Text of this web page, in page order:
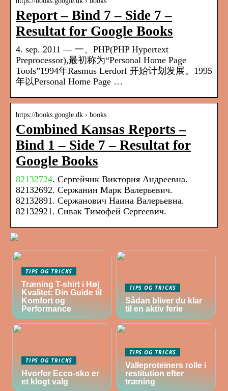
Report – Bind 7 – Side 7 –
Resultat for Google Books
4. sep. 2011 — 一、PHP(PHP Hypertext
Preprocessor),最初称为“Personal Home Page
Tools”1994年Rasmus Lerdorf 开始计划发展。1995
年以Personal Home Page …
https://books.google.dk › books
Combined Kansas Reports –
Bind 1 – Side 7 – Resultat for
Google Books
82132724. Сергейчик Виктория Андреевна.
82132692. Сержанин Марк Валерьевич.
82132891. Сержанович Наина Валерьевна.
82132921. Сивак Тимофей Сергеевич.
TIPS OG TRICKS
Træning T-shirt i Høj
Kvalitet: Din Guide til
Komfort og
Performance
TIPS OG TRICKS
Sådan bliver du klar
til en aktiv ferie
TIPS OG TRICKS
Hvorfor Ecco-sko er
et klogt valg
TIPS OG TRICKS
Valleproteiners rolle i
restitution efter
træning